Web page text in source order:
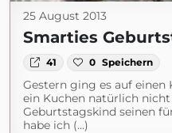
25 August 2013
Smarties
41 0 Speichern
Gestern ging es auf
ein Kuchen natürlich nicht
Geburtstagskind seinen
habe ich (...)